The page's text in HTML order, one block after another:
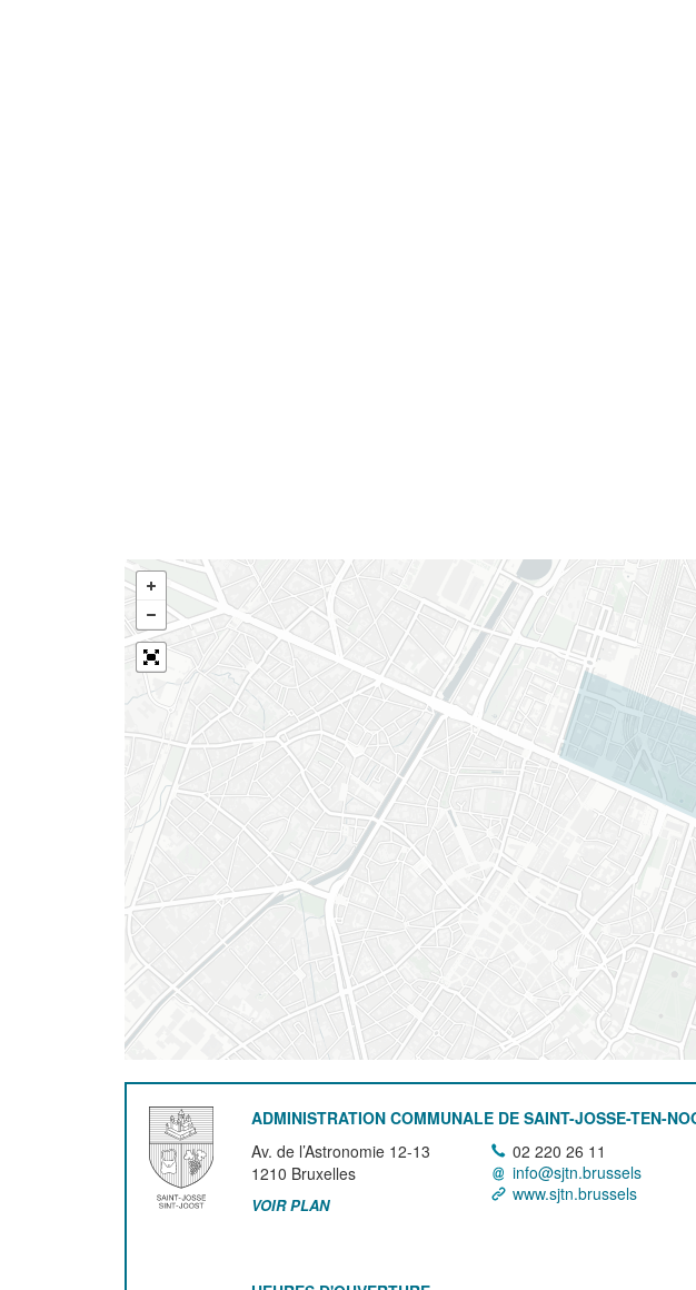
ADMINISTRATION COMMUNALE DE SAINT-JOSSE-TEN-
Av. de l’Astronomie 12-13
1210 Bruxelles
VOIR PLAN
02 220 26 11
info@sjtn.brussels
www.sjtn.brussels